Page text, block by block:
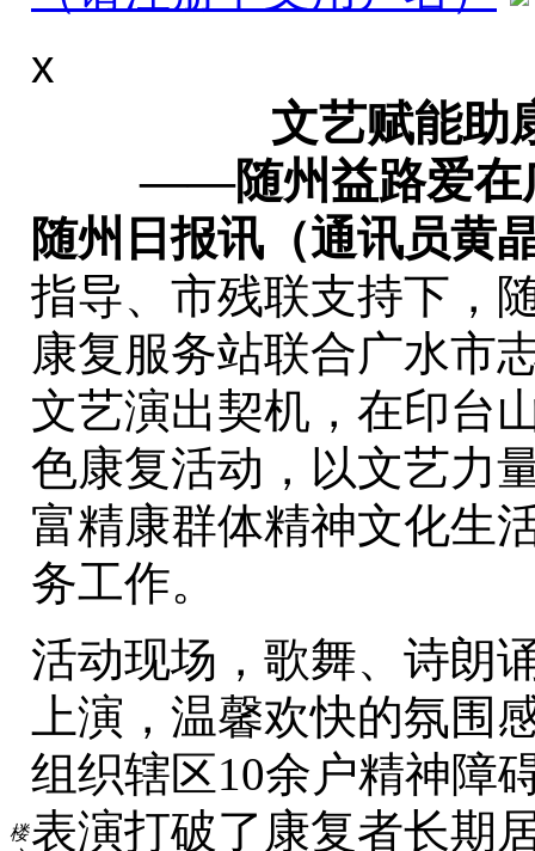
楼
x
文艺赋能助
——随州益路爱
随州日报讯（通讯员黄
指导、市残联支持下，
康复服务站联合广水市
文艺演出契机，在印台
色康复活动，以文艺力
富精康群体精神文化生
务工作。
活动现场，歌舞、诗朗
上演，温馨欢快的氛围
组织辖区10余户精神障
表演打破了康复者长期